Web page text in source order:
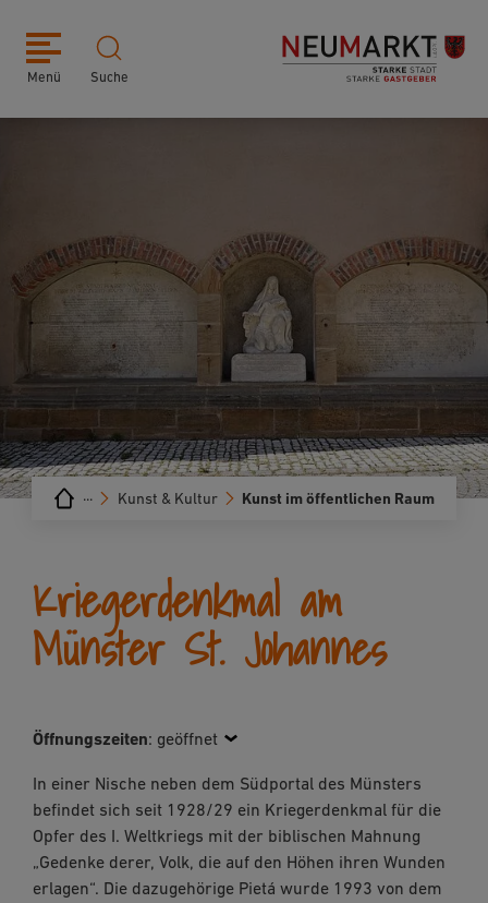
Menü Suche
Kunst im öffentlichen Raum
Kunst & Kultur
···
Kriegerdenkmal am
Münster St. Johannes
Öffnungszeiten: geöffnet
In einer Nische neben dem Südportal des Münsters
befindet sich seit 1928/29 ein Kriegerdenkmal für die
Opfer des I. Weltkriegs mit der biblischen Mahnung
„Gedenke derer, Volk, die auf den Höhen ihren Wunden
erlagen“. Die dazugehörige Pietá wurde 1993 von dem